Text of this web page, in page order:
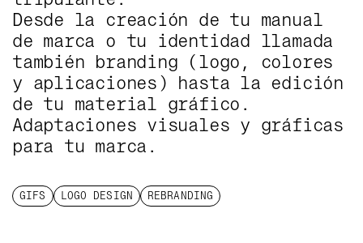
Desde la creación de tu manual
de marca o tu identidad llamada
también branding (logo, colores
y aplicaciones) hasta la edición
de tu material gráfico.
Adaptaciones visuales y gráficas
para tu marca.
GIFS LOGO DESIGN REBRANDING